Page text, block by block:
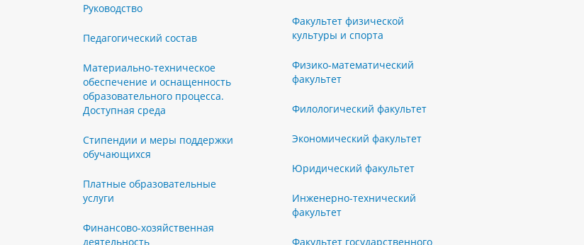
Руководство
Педагогический состав
Материально-техническое
обеспечение и оснащенность
образовательного процесса.
Доступная среда
Стипендии и меры поддержки
обучающихся
Платные образовательные
услуги
Финансово-хозяйственная
деятельность
Факультет физической
культуры и спорта
Физико-математический
факультет
Филологический факультет
Экономический факультет
Юридический факультет
Инженерно-технический
факультет
Факультет государственного